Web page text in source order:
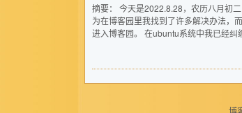
摘要： 今天是2022.8.28，农历八月初
为在博客园里我找到了许多解决办法，
进入博客园。 在ubuntu系统中我已经纠
博